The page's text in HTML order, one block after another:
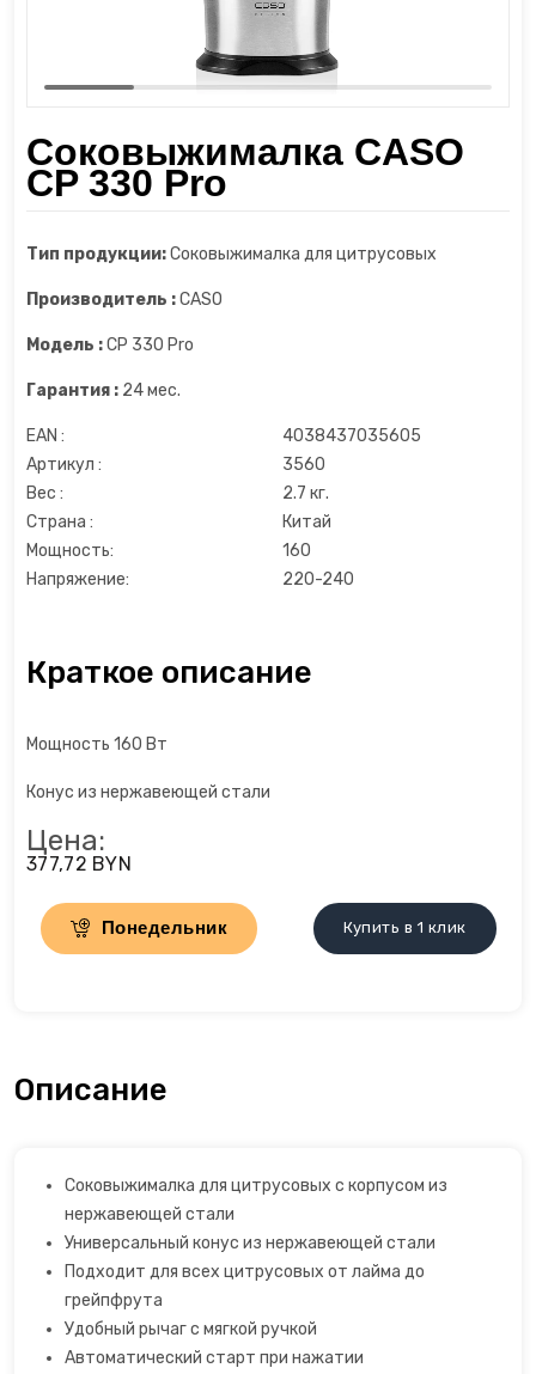
Соковыжималка CASO
CP 330 Pro
Тип продукции:Соковыжималка для цитрусовых
Производитель :CASO
Модель :CP 330 Pro
Гарантия : 24 мес.
EAN :
4038437035605
Артикул :
3560
Вес :
2.7 кг.
Страна :
Китай
Мощность:
160
Напряжение:
220-240
Краткое описание
Мощность 160 Вт
Конус из нержавеющей стали
Цена:
377,72 BYN
Понедельник Купить в 1 клик
Описание
Cоковыжималка для цитрусовых с корпусом из
нержавеющей стали
Универсальный конус из нержавеющей стали
Подходит для всех цитрусовых от лайма до
грейпфрута
Удобный рычаг с мягкой ручкой
Автоматический старт при нажатии
Шкаф для сухого вызревания мяса
Шкафы для сигар
Измельчители
Йогуртницы
Кофемолки
Кухонные комбайны
Льдогенераторы
Микроволновые печи
Миксеры
Мультиварки
Мультиварки
Перколяторы
Плитки
Пылесосы
Увлажнители воздуха